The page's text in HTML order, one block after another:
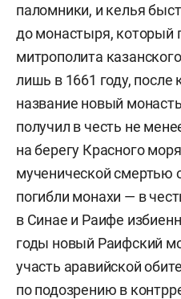
паломники, и келья
до монастыря, который
митрополита
лишь в 1661 году,
название новый
получил в честь не
на берегу Красного
мученической смертью
погибли монахи — в
в Синае и Раифе
годы новый Раифский
участь аравийской
по подозрению в